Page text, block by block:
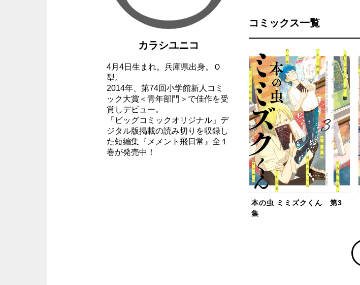
カラシユニコ
4月4日生まれ。兵庫県出身。Ｏ
型。
2014年、第74回小学館新人コミ
ック大賞＜青年部門＞で佳作を受
賞しデビュー。
「ビッグコミックオリジナル」デ
ジタル版掲載の読み切りを収録し
た短編集『メメント飛日常』全１
巻が発売中！
コミックス一覧
本の虫 ミミズクくん 第3
集